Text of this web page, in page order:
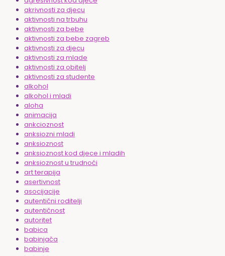
akrivnosti za djecu
aktivnosti na trbuhu
aktivnosti za bebe
aktivnosti za bebe zagreb
aktivnosti za djecu
aktivnosti za mlade
aktivnosti za obitelj
aktivnosti za studente
alkohol
alkohol i mladi
aloha
animacija
ankcioznost
anksiozni mladi
anksioznost
anksioznost kod djece i mladih
anksioznost u trudnoći
art terapija
asertivnost
asocijacije
autentični roditelji
autentičnost
autoritet
babica
babinjača
babinje